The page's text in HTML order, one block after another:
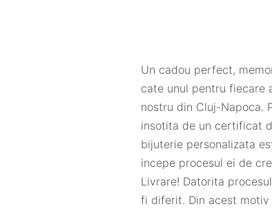
Un cadou perfect,
cate unul pentru fiecare
nostru din Cluj-Napoca.
insotita de un certificat
bijuterie personalizata
incepe procesul ei de
Livrare! Datorita
fi diferit. Din acest